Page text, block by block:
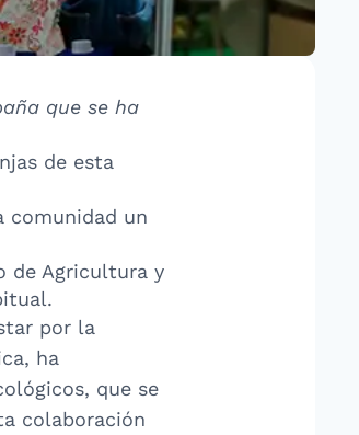
que se ha
de esta
comunidad un
de Agricultura y
por la
ha
que se
colaboración